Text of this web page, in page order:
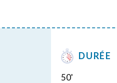
DURÉE
50'